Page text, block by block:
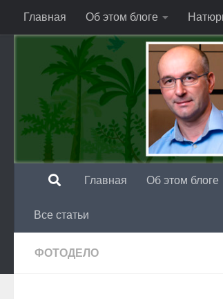
Перейти к содержимому
Главная Об этом блоге
Главная Об этом блоге
Все статьи
ФОТОДЕЛО